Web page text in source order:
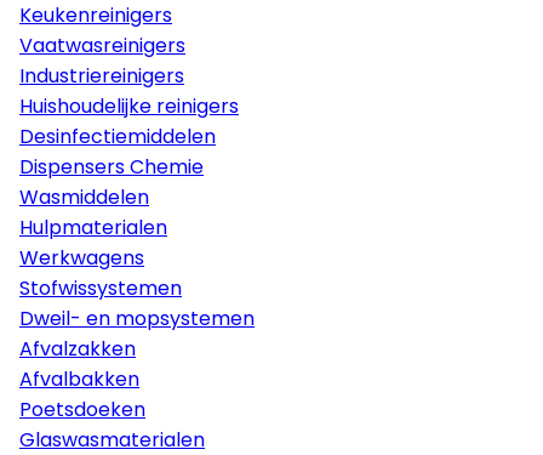
Keukenreinigers
Vaatwasreinigers
Industriereinigers
Huishoudelijke reinigers
Desinfectiemiddelen
Dispensers Chemie
Wasmiddelen
Hulpmaterialen
Werkwagens
Stofwissystemen
Dweil- en mopsystemen
Afvalzakken
Afvalbakken
Poetsdoeken
Glaswasmaterialen